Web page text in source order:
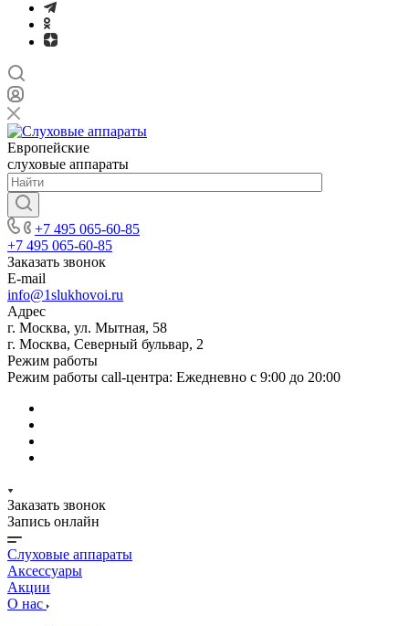
Европейские
слуховые аппараты
+7 495 065-60-85
+7 495 065-60-85
Заказать звонок
E-mail
info@1slukhovoi.ru
Адрес
г. Москва, ул. Мытная, 58
г. Москва, Северный бульвар, 2
Режим работы
Режим работы call-центра: Ежедневно с 9:00 до 20:00
Заказать звонок
Запись онлайн
Слуховые аппараты
Аксессуары
Акции
О нас